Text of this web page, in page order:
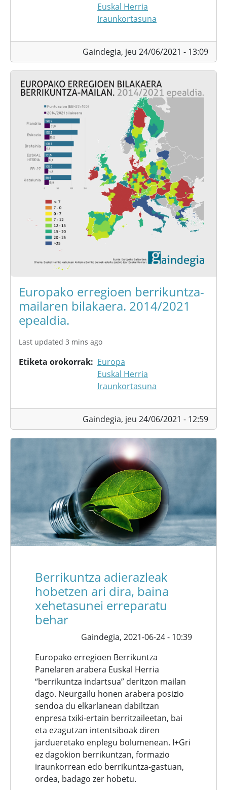
Euskal Herria
Iraunkortasuna
Gaindegia, jeu 24/06/2021 - 13:09
Europako erregioen berrikuntza-
mailaren bilakaera. 2014/2021
epealdia.
Last updated 3 mins ago
Etiketa orokorrak
Europa
Euskal Herria
Iraunkortasuna
Gaindegia, jeu 24/06/2021 - 12:59
Berrikuntza adierazleak
hobetzen ari dira, baina
xehetasunei erreparatu
behar
Gaindegia, 2021-06-24 - 10:39
Europako erregioen Berrikuntza
Panelaren arabera Euskal Herria
“berrikuntza indartsua” deritzon mailan
dago. Neurgailu honen arabera posizio
sendoa du elkarlanean dabiltzan
enpresa txiki-ertain berritzaileetan, bai
eta ezagutzan intentsiboak diren
jardueretako enplegu bolumenean. I+Gri
ez dagokion berrikuntzan, formazio
iraunkorrean edo berrikuntza-gastuan,
ordea, badago zer hobetu.